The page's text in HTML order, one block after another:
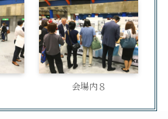
会場内８